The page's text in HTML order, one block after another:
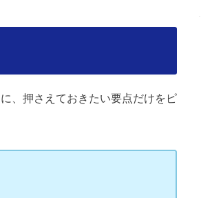
、押さえておきたい要点だけをピ